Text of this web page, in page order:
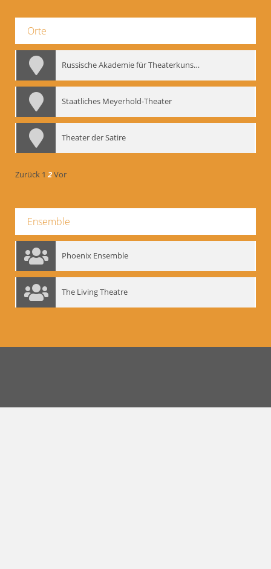
Orte
Russische Akademie für Theaterkunst – GITIS
Staatliches Meyerhold-Theater
Theater der Satire
Zurück 1 2Vor
Ensemble
Phoenix Ensemble
The Living Theatre